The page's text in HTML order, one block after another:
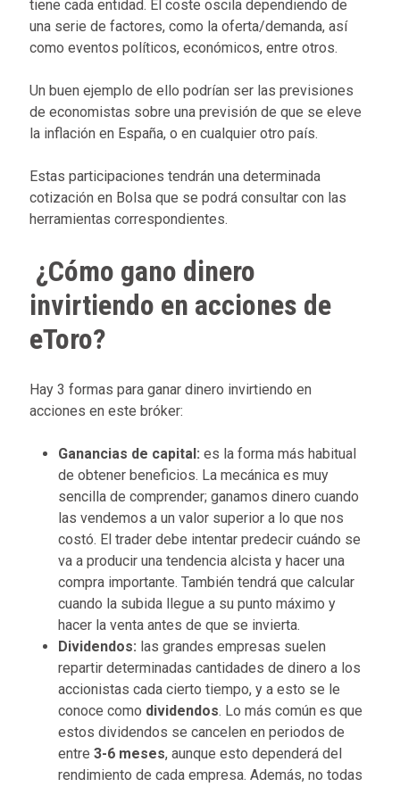
tiene cada entidad. El coste oscila dependiendo de
una serie de factores, como la oferta/demanda, así
como eventos políticos, económicos, entre otros.
Un buen ejemplo de ello podrían ser las previsiones
de economistas sobre una previsión de que se eleve
la inflación en España, o en cualquier otro país.
Estas participaciones tendrán una determinada
cotización en Bolsa que se podrá consultar con las
herramientas correspondientes.
¿Cómo gano dinero
invirtiendo en acciones de
eToro?
Hay 3 formas para ganar dinero invirtiendo en
acciones en este bróker:
Ganancias de capital:es la forma más habitual
de obtener beneficios. La mecánica es muy
sencilla de comprender; ganamos dinero cuando
las vendemos a un valor superior a lo que nos
costó. El trader debe intentar predecir cuándo se
va a producir una tendencia alcista y hacer una
compra importante. También tendrá que calcular
cuando la subida llegue a su punto máximo y
hacer la venta antes de que se invierta.
Dividendos: las grandes empresas suelen
repartir determinadas cantidades de dinero a los
accionistas cada cierto tiempo, y a esto se le
conoce como dividendos. Lo más común es que
estos dividendos se cancelen en periodos de
entre3-6 meses, aunque esto dependerá del
rendimiento de cada empresa. Además, no todas